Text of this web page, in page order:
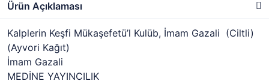
Ürün Açıklaması
Kalplerin Keşfi Mükaşefetü’l Kulüb, İmam Gazali (Ciltli)
(Ayvori Kağıt)
İmam Gazali
MEDİNE YAYINCILIK